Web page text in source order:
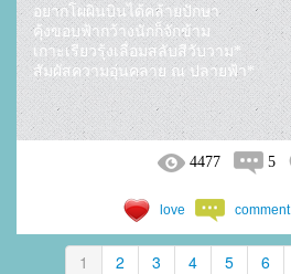
อยากโผผินบินได้คล้ายปักษา
คุ้งขอบฟ้ากว้างนักก็จักข้าม
เกาะเรียวรุ้งเลื่อมสลับสีวับวาม*
4477 5
love comment
1 2 3 4 5 6